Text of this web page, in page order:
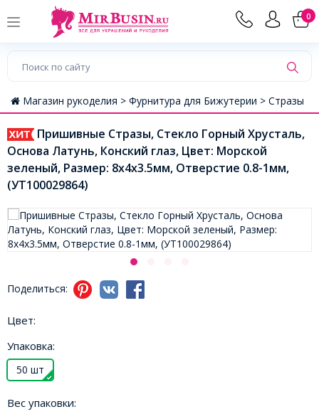
0
Магазин рукоделия > Фурнитура для Бижутерии > Стразы
Пришивные Стразы, Стекло Горный Хрусталь,
Основа Латунь, Конский глаз, Цвет: Морской
зеленый, Размер: 8х4х3.5мм, Отверстие 0.8-1мм,
(УТ100029864)
Поделиться:
Цвет:
Упаковка:
50 шт
Вес упаковки: